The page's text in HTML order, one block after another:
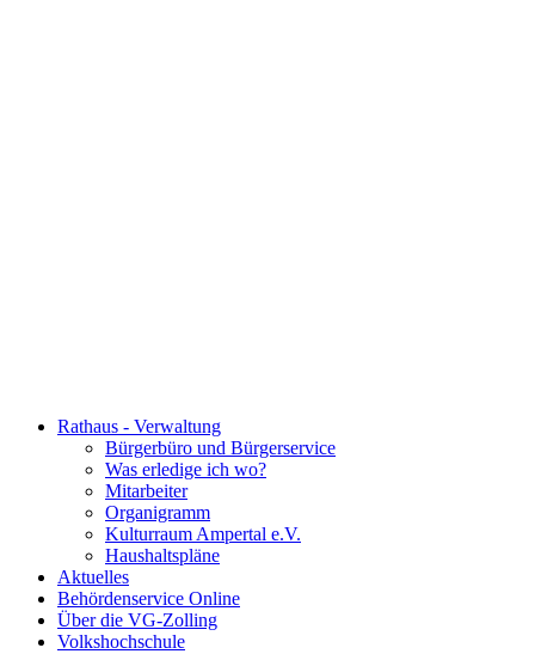
Rathaus - Verwaltung
Bürgerbüro und Bürgerservice
Was erledige ich wo?
Mitarbeiter
Organigramm
Kulturraum Ampertal e.V.
Haushaltspläne
Aktuelles
Behördenservice Online
Über die VG-Zolling
Volkshochschule